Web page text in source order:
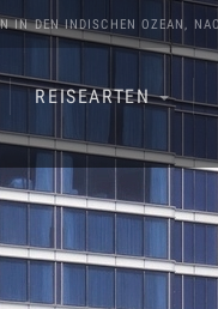
IN DENINDISCHEN OZEAN,
REISEARTEN